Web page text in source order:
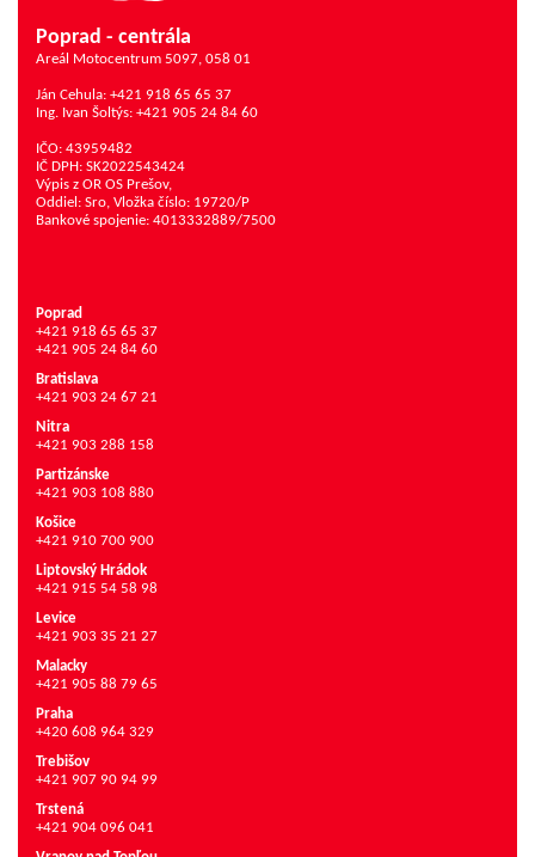
Poprad - centrála
Areál Motocentrum 5097, 058 01
Ján Cehula: +421 918 65 65 37
Ing. Ivan Šoltýs: +421 905 24 84 60
IČO: 43959482
IČ DPH: SK2022543424
Výpis z OR OS Prešov,
Oddiel: Sro, Vložka číslo: 19720/P
Bankové spojenie: 4013332889/7500
Poprad
+421 918 65 65 37
+421 905 24 84 60
Bratislava
+421 903 24 67 21
Nitra
+421 903 288 158
Partizánske
+421 903 108 880
Košice
+421 910 700 900
Liptovský Hrádok
+421 915 54 58 98
Levice
+421 903 35 21 27
Malacky
+421 905 88 79 65
Praha
+420 608 964 329
Trebišov
+421 907 90 94 99
Trstená
+421 904 096 041